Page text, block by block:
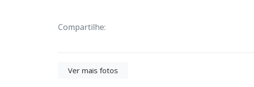
Compartilhe:
Ver mais fotos